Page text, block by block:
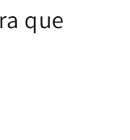
que